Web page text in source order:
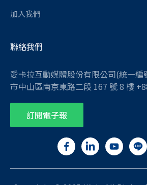
加入我們
聯絡我們
愛卡拉互動媒體股份有限公司(統一編
市中山區南京東路二段 167 號 8 樓
訂閱電子報